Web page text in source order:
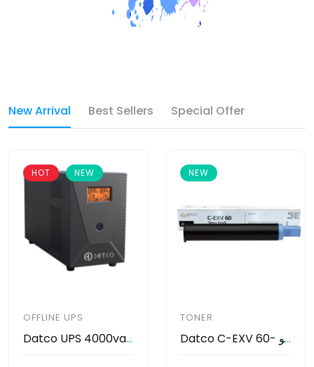
New Arrival Best Sellers Special Offer
HOT NEW
OFFLINE UPS
Datco UPS 4000va - يو بي اس داتكو
NEW
TONER
Datco C-EXV 60- تيوب حبر داتكو